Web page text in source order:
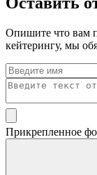
Опишите что вам
кейтерингу, мы
Прикрепленное